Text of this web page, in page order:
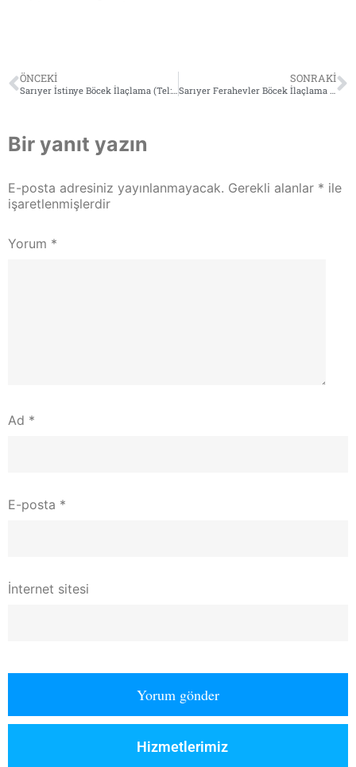
ÖNCEKI
Sarıyer İstinye Böcek İlaçlama (Tel: 0532 564 18 95)
SONRAKI
Sarıyer Ferahevler Böcek İlaçlama (Tel: 0532 564 18 95)
Bir yanıt yazın
E-posta adresiniz yayınlanmayacak. Gerekli alanlar * ile
işaretlenmişlerdir
Yorum *
Ad *
E-posta *
İnternet sitesi
Hizmetlerimiz